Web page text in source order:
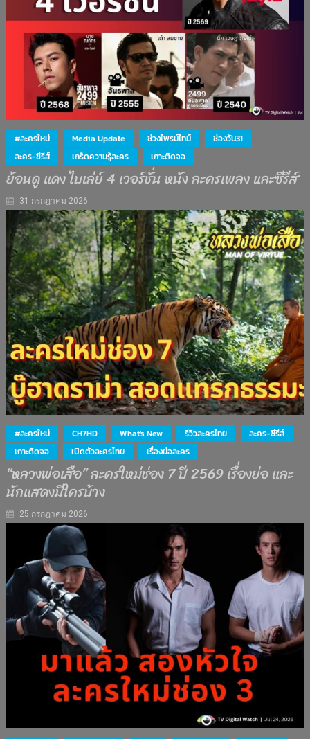
#ละครใหม่ Media Update ช่วงไพรม์ไทม์
ช่องวัน31
ละคร-ซีรีส์
เกร็ดความรู้ละคร เกาะติดจอ
ย้อนดู แดง ไบเล่ย์ 4 เวอร์ชั่น หนัง ละครเพลง และซีรีส์
31 กรกฎาคม 2026
#ละครใหม่ CH7HD What's New รีวิวละครไทย
ละคร-ซีรีส์
เกาะติดจอ
เปิดตัวละครไทย เรื่องย่อละคร
“หลวงพ่อเสือ” ละครใหม่ช่อง 7 ปี 2569 เรื่องย่อ และ
นักแสดงมีใครบ้าง
25 กรกฎาคม 2026